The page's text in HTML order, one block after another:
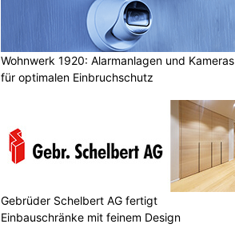
Wohnwerk 1920: Alarmanlagen und Kameras
für optimalen Einbruchschutz
Gebrüder Schelbert AG fertigt
Einbauschränke mit feinem Design